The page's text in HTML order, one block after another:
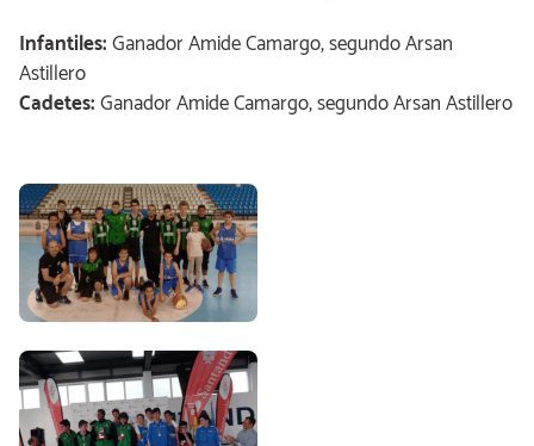
Infantiles:Ganador Amide Camargo, segundo Arsan
Astillero
Cadetes:Ganador Amide Camargo, segundo Arsan Astillero